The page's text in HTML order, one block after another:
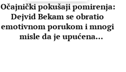
Očajnički pokušaji pomirenja:
Dejvid Bekam se obratio
emotivnom porukom i mnogi
misle da je upućena